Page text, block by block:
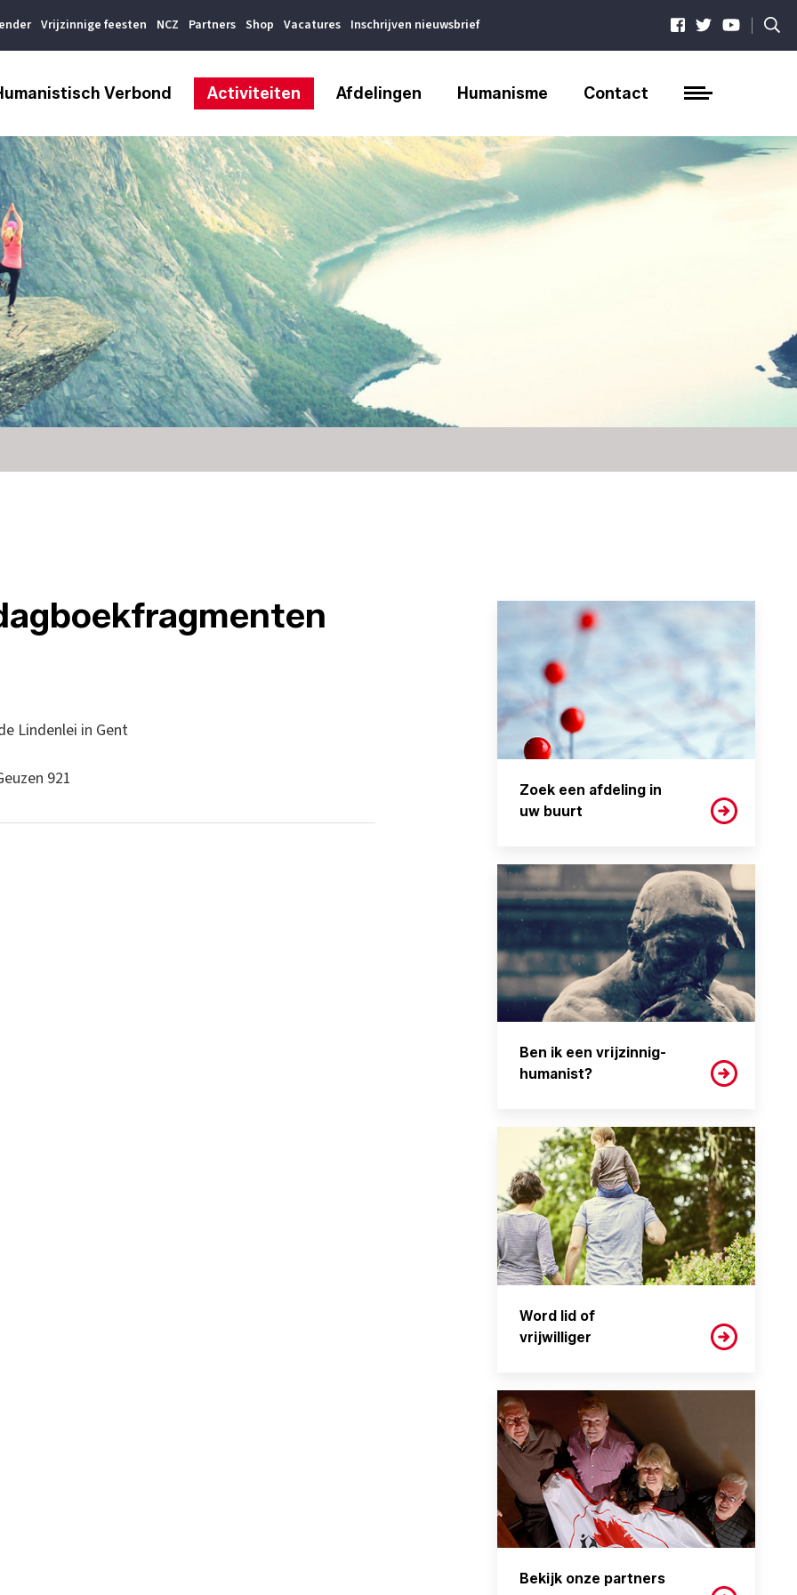
Vrijzinnige feesten NCZ Partners Shop Vacatures Inschrijven nieuwsbrief |
Verbond Activiteiten Afdelingen Humanisme Contact
Lindenlei in Gent
921
Zoek een afdeling in
uw buurt
Ben ik een vrijzinnig-
humanist?
Word lid of
vrijwilliger
Bekijk onze partners